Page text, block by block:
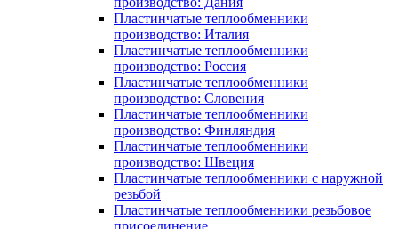
Пластинчатые теплообменники
производство: Италия
Пластинчатые теплообменники
производство: Россия
Пластинчатые теплообменники
производство: Словения
Пластинчатые теплообменники
производство: Финляндия
Пластинчатые теплообменники
производство: Швеция
Пластинчатые теплообменники с наружной
резьбой
Пластинчатые теплообменники резьбовое
присоединение